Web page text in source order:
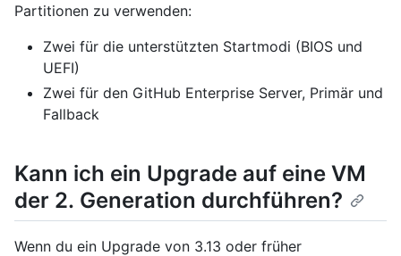
Partitionen zu verwenden:
Zwei für die unterstützten Startmodi (BIOS und
UEFI)
Zwei für den GitHub Enterprise Server, Primär und
Fallback
Kann ich ein Upgrade auf eine VM
der 2. Generation durchführen?
Wenn du ein Upgrade von 3.13 oder früher